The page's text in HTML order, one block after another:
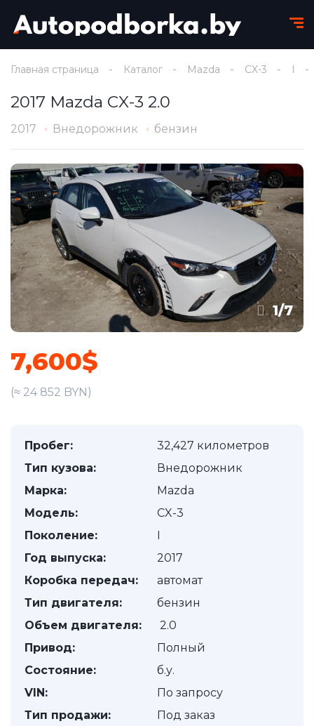
Главная страница Каталог Mazda CX-3 I
2017 Mazda CX-3 2.0
2017 Внедорожник бензин
1/7
7,600$
(≈ 24 852 BYN)
Пробег:
32,427 километров
Тип кузова:
Внедорожник
Марка:
Mazda
Модель:
CX-3
Поколение:
I
Год выпуска:
2017
Коробка передач:
автомат
Тип двигателя:
бензин
Объем двигателя:
2.0
Привод:
Полный
Состояние:
б.у.
VIN:
По запросу
Тип продажи:
Под заказ